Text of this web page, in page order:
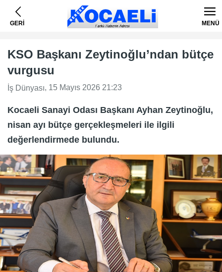
GERİ MENÜ
KSO Başkanı Zeytinoğlu’ndan bütçe
vurgusu
İş Dünyası, 15 Mayıs 2026 21:23
Kocaeli Sanayi Odası Başkanı Ayhan Zeytinoğlu,
nisan ayı bütçe gerçekleşmeleri ile ilgili
değerlendirmede bulundu.